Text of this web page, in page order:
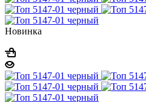
Новинка